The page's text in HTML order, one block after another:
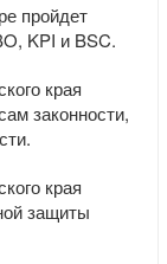
пройдет
KPI и BSC.
края
законности,
края
защиты